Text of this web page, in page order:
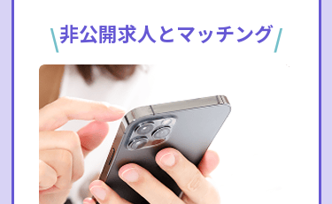
\非公開求人とマッチング/